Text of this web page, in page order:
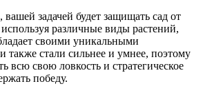
задачей будет защищать сад от
различные виды растений,
своими уникальными
также стали сильнее и умнее, поэтому
всю свою ловкость и стратегическое
победу.